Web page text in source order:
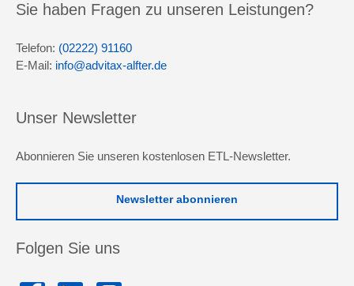
Sie haben Fragen zu unseren Leistungen?
Telefon: (02222) 91160
E-Mail: info@advitax-alfter.de
Unser Newsletter
Abonnieren Sie unseren kostenlosen ETL-Newsletter.
Newsletter abonnieren
Folgen Sie uns